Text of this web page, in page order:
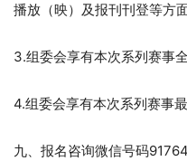
播放（映）及报刊刊登等方
3.组委会享有本次系列赛事
4.组委会享有本次系列赛事最
九、报名咨询微信号码